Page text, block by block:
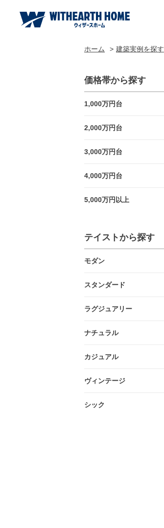
ホーム 建築実例を探す
価格帯から探す
1,000万円台
2,000万円台
3,000万円台
4,000万円台
5,000万円以上
テイストから探す
モダン
スタンダード
ラグジュアリー
ナチュラル
カジュアル
ヴィンテージ
シック